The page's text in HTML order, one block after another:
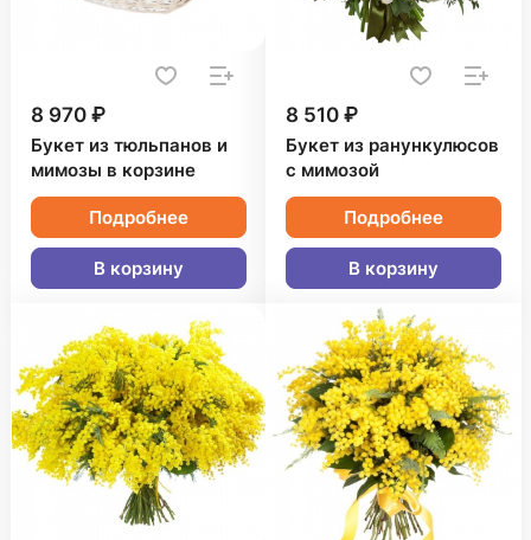
8 970 ₽
Букет из тюльпанов и
мимозы в корзине
Подробнее
В корзину
8 510 ₽
Букет из ранункулюсов
с мимозой
Подробнее
В корзину